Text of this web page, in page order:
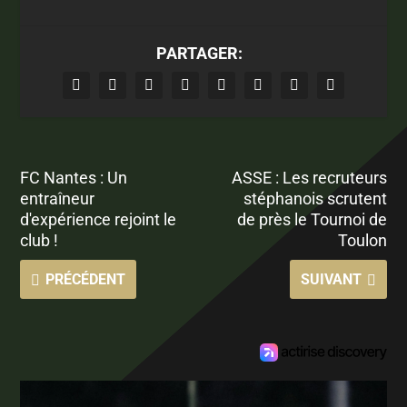
PARTAGER:
FC Nantes : Un
entraîneur
d'expérience rejoint le
club !
PRÉCÉDENT
ASSE : Les recruteurs
stéphanois scrutent
de près le Tournoi de
Toulon
SUIVANT